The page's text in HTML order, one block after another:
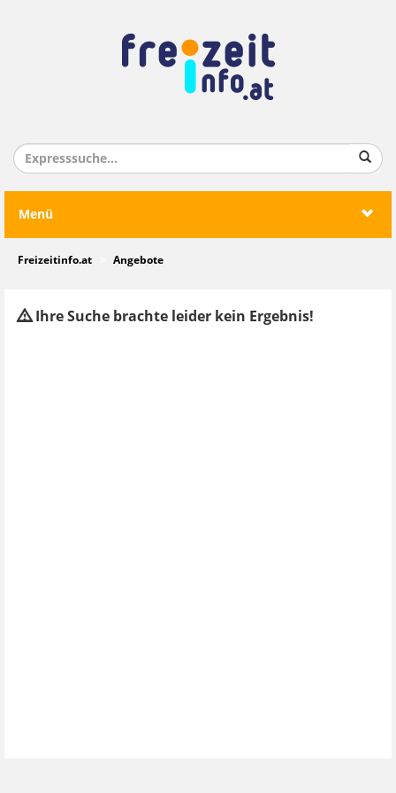
Menü
Freizeitinfo.at Angebote
Ihre Suche brachte leider kein Ergebnis!